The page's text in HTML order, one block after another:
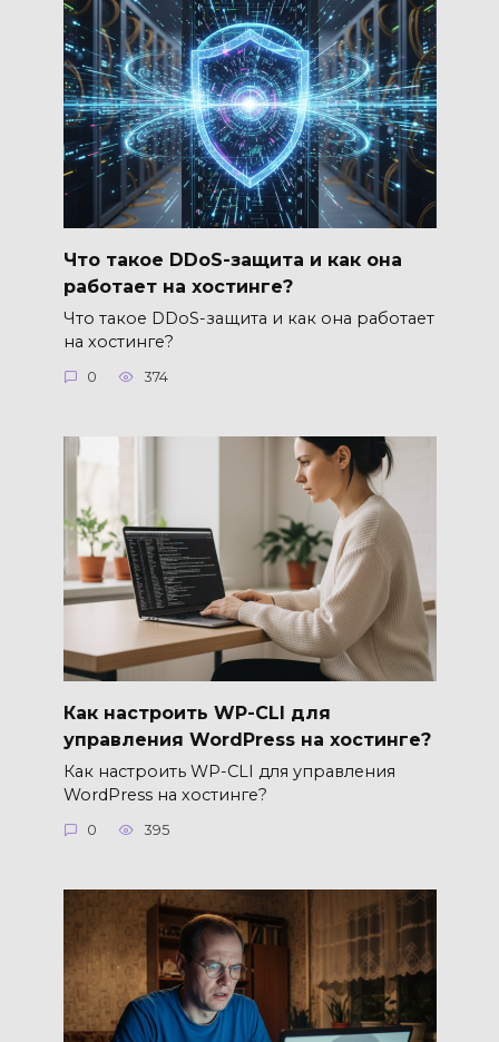
Что такое DDoS-защита и как она
работает на хостинге?
Что такое DDoS-защита и как она работает
на хостинге?
0 374
Как настроить WP-CLI для
управления WordPress на хостинге?
Как настроить WP-CLI для управления
WordPress на хостинге?
0 395